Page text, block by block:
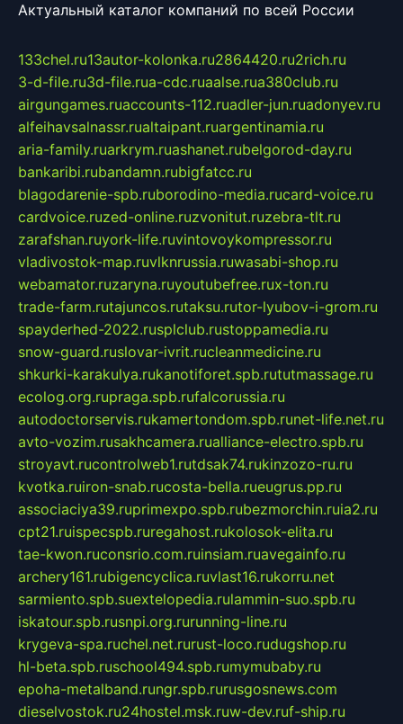
Актуальный каталог компаний по всей России
133chel.ru13autor-kolonka.ru2864420.ru2rich.ru
3-d-file.ru3d-file.rua-cdc.ruaalse.rua380club.ru
airgungames.ruaccounts-112.ruadler-jun.ruadonyev.ru
alfeihavsalnassr.rualtaipant.ruargentinamia.ru
aria-family.ruarkrym.ruashanet.rubelgorod-day.ru
bankaribi.rubandamn.rubigfatcc.ru
blagodarenie-spb.ruborodino-media.rucard-voice.ru
cardvoice.ruzed-online.ruzvonitut.ruzebra-tlt.ru
zarafshan.ruyork-life.ruvintovoykompressor.ru
vladivostok-map.ruvlknrussia.ruwasabi-shop.ru
webamator.ruzaryna.ruyoutubefree.rux-ton.ru
trade-farm.rutajuncos.rutaksu.rutor-lyubov-i-grom.ru
spayderhed-2022.rusplclub.rustoppamedia.ru
snow-guard.ruslovar-ivrit.rucleanmedicine.ru
shkurki-karakulya.rukanotiforet.spb.rututmassage.ru
ecolog.org.rupraga.spb.rufalcorussia.ru
autodoctorservis.rukamertondom.spb.runet-life.net.ru
avto-vozim.rusakhcamera.rualliance-electro.spb.ru
stroyavt.rucontrolweb1.rutdsak74.rukinzozo-ru.ru
kvotka.ruiron-snab.rucosta-bella.rueugrus.pp.ru
associaciya39.ruprimexpo.spb.rubezmorchin.ruia2.ru
cpt21.ruispecspb.ruregahost.rukolosok-elita.ru
tae-kwon.ruconsrio.com.ruinsiam.ruavegainfo.ru
archery161.rubigencyclica.ruvlast16.rukorru.net
sarmiento.spb.suextelopedia.rulammin-suo.spb.ru
iskatour.spb.rusnpi.org.rurunning-line.ru
krygeva-spa.ruchel.net.rurust-loco.rudugshop.ru
hl-beta.spb.ruschool494.spb.rumymubaby.ru
epoha-metalband.rungr.spb.rurusgosnews.com
dieselvostok.ru24hostel.msk.ruw-dev.ruf-ship.ru